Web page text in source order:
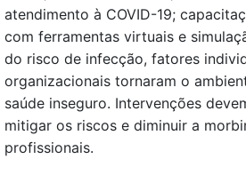
atendimento à COVID-19;
com ferramentas virtuais e
do risco de infecção, fatores
organizacionais tornaram o
saúde inseguro. Intervenções
mitigar os riscos e diminuir a
profissionais.